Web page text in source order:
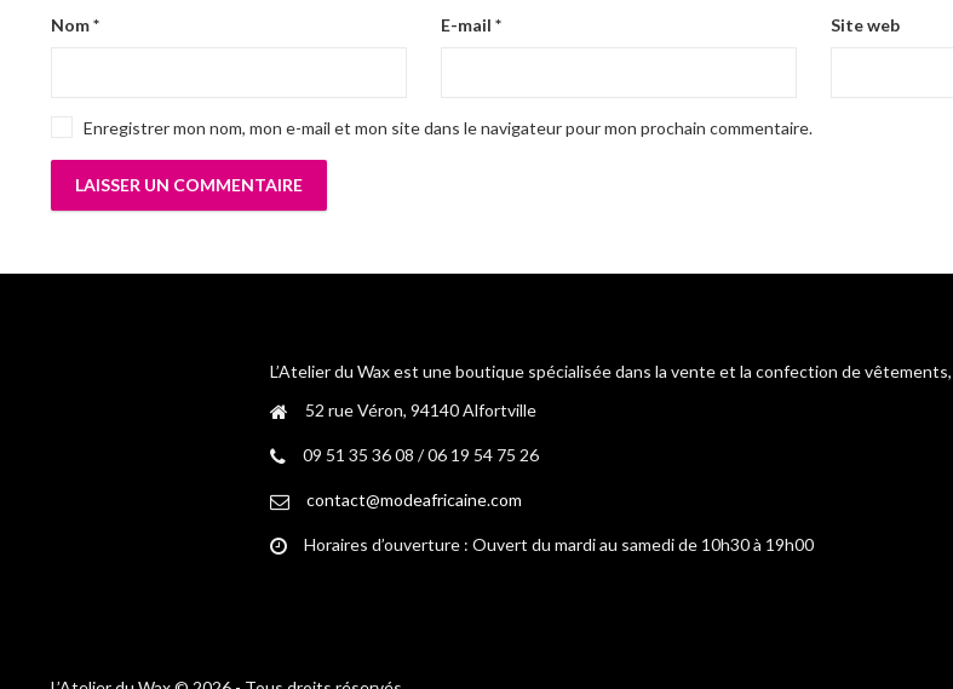
Nom* E-mail * Site web
Enregistrer mon nom, mon e-mail et mon site dans le navigateur pour mon prochain commentaire.
L’Atelier du Wax est une boutique spécialisée dans la vente et la confection de
52 rue Véron, 94140 Alfortville
09 51 35 36 08 / 06 19 54 75 26
contact@modeafricaine.com
Horaires d’ouverture : Ouvert du mardi au samedi de 10h30 à 19h00